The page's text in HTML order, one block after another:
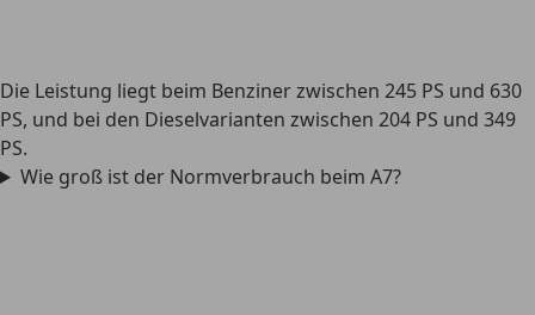
Die Leistung liegt beim Benziner zwischen 245 PS und 630
PS, und bei den Dieselvarianten zwischen 204 PS und 349
PS.
Wie groß ist der Normverbrauch beim A7?